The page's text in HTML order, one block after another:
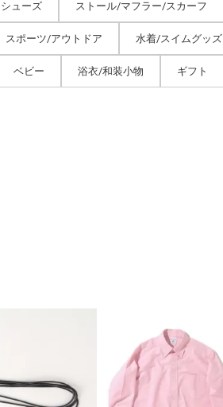
シューズ ストール/マフラー/スカーフ
スポーツ/アウトドア 水着/スイムグッズ
ベビー 浴衣/和装小物 ギフト